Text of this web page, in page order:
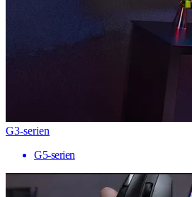
G3-serien
G5-serien